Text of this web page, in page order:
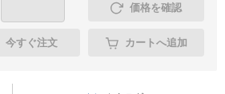
価格を確認
今すぐ注文 カートへ追加